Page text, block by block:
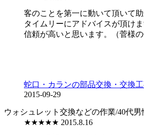
客のことを第一に動いて頂いて助
タイムリーにアドバイスが頂けま
信頼が高いと思います。（菅様の
蛇口・カランの部品交換・交換
2015-09-29
ウォシュレット交換などの作業/40代男
★★★★★ 2015.8.16